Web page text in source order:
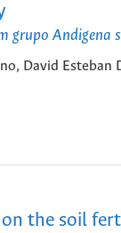
grupo
David
the soil